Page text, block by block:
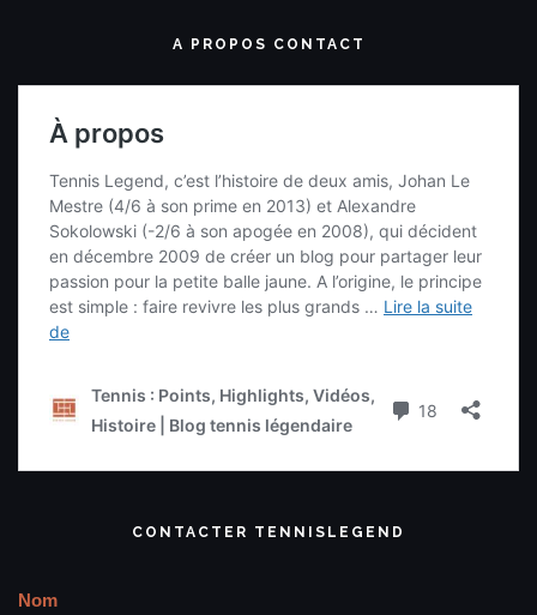
A PROPOS CONTACT
CONTACTER TENNISLEGEND
Nom